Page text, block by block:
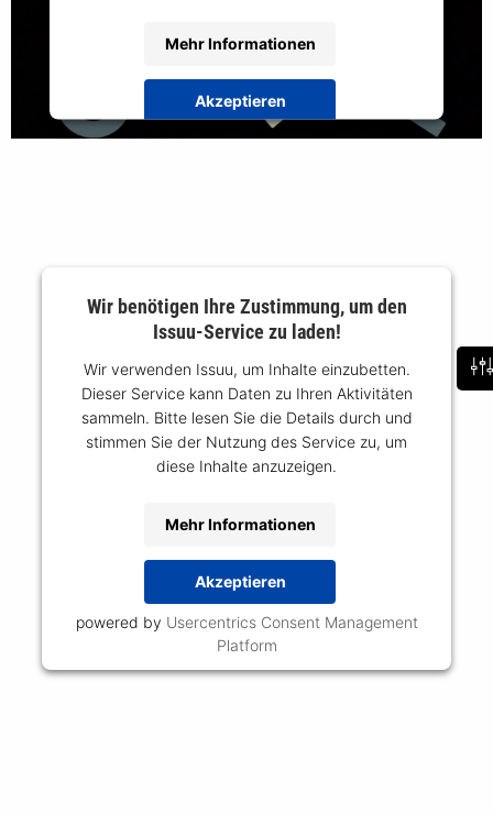
Mehr Informationen
Akzeptieren
powered byUsercentrics Consent
Wir benötigen Ihre Zustimmung, um den
Issuu-Service zu laden!
Wir verwenden Issuu, um Inhalte einzubetten.
Dieser Service kann Daten zu Ihren Aktivitäten
sammeln. Bitte lesen Sie die Details durch und
stimmen Sie der Nutzung des Service zu, um
diese Inhalte anzuzeigen.
Mehr Informationen
Akzeptieren
powered by Usercentrics Consent Management
Platform